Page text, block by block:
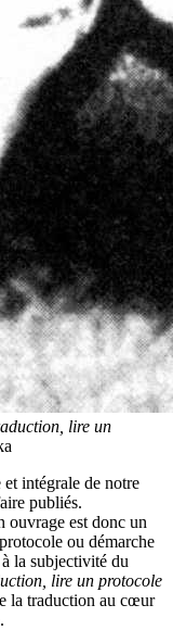
lire un
intégrale de notre
publiés.
ouvrage est donc un
ou démarche
la subjectivité du
lire un protocole
la traduction au cœur